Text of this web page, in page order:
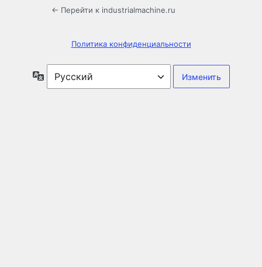
← Перейти к industrialmachine.ru
Политика конфиденциальности
Язык